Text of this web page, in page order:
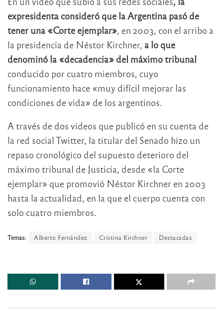
expresidenta consideró que la Argentina pasó de
tener una «Corte ejemplar», en 2003, con el arribo a
la presidencia de Néstor Kirchner, a lo que
denominó la «decadencia» del máximo tribunal
conducido por cuatro miembros, cuyo
funcionamiento hace «muy difícil mejorar las
condiciones de vida» de los argentinos.
A través de dos videos que publicó en su cuenta de
la red social Twitter, la titular del Senado hizo un
repaso cronológico del supuesto deterioro del
máximo tribunal de Justicia, desde «la Corte
ejemplar» que promovió Néstor Kirchner en 2003
hasta la actualidad, en la que el cuerpo cuenta con
solo cuatro miembros.
Temas: Alberto Fernández Cristina Kirchner Destacadas